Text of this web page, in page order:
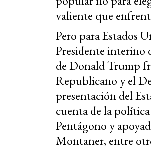
valiente que
Pero para Estados
Presidente interino
de Donald Trump
Republicano y el
presentación del
cuenta de la
Pentágono y
Montaner, entre